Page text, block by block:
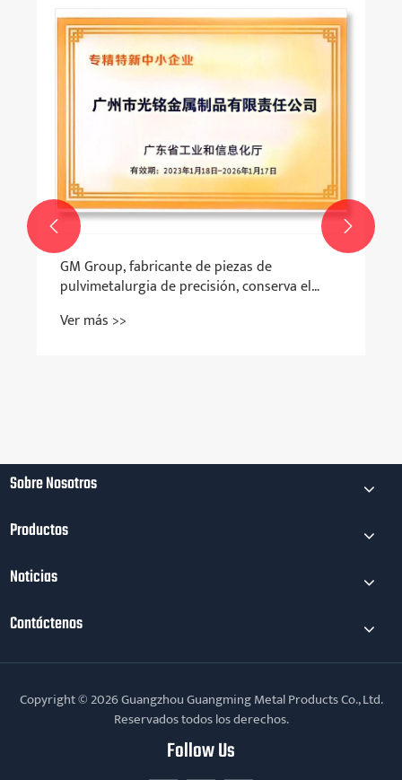
GM Group, fabricante de piezas de
pulvimetalurgia de precisión, conserva el
innovadora"
Ver más >>
 
Sobre Nosotros
Productos
Noticias
Contáctenos
Copyright © 2026 Guangzhou Guangming Metal Products Co., Ltd.
Reservados todos los derechos.
Follow Us